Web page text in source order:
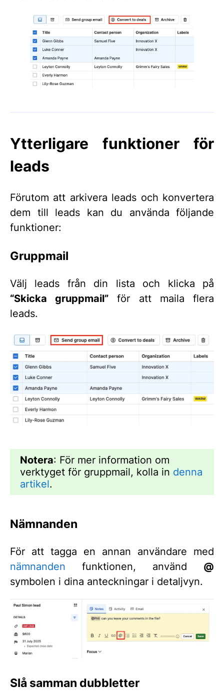
Ytterligare funktioner för
leads
Förutom att arkivera leads och konvertera
dem till leads kan du använda följande
funktioner:
Gruppmail
Välj leads från din lista och klicka på
“Skicka gruppmail” för att maila flera
leads.
Notera: För mer information om
verktyget för gruppmail, kolla in denna
artikel.
Nämnanden
För att tagga en annan användare med
nämnanden funktionen, använd @
symbolen i dina anteckningar i detaljvyn.
Slå samman dubbletter